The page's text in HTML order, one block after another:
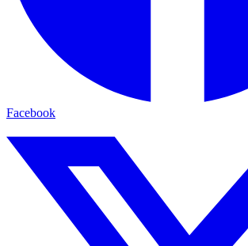
Facebook